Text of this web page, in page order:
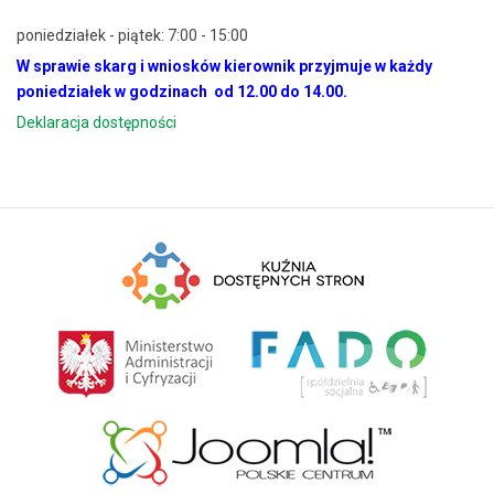
poniedziałek - piątek: 7:00 - 15:00
W sprawie skarg i wniosków kierownik przyjmuje w każdy
poniedziałek w godzinach od 12.00 do 14.00.
Deklaracja dostępności